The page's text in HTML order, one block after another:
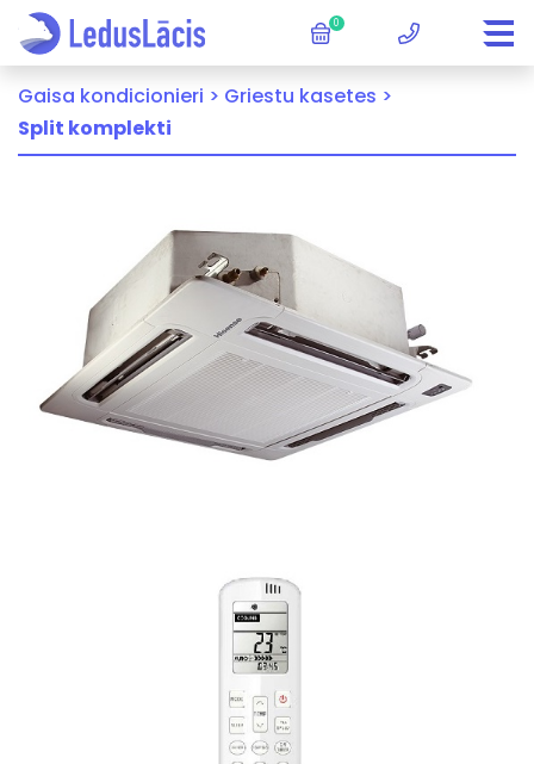
0
Gaisa kondicionieri > Griestu kasetes >
Split komplekti